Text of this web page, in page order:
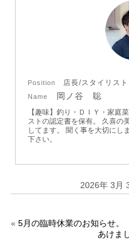
Position 店長/スタイリスト
Name 岡ノ谷 聡
【趣味】釣り・ＤＩＹ・家庭
ストの認定書を保有。
久喜の
してます。
聞く事を大切にし
下さい。
2026年 3月
« 5月の臨時休業のお知らせ。
あけま